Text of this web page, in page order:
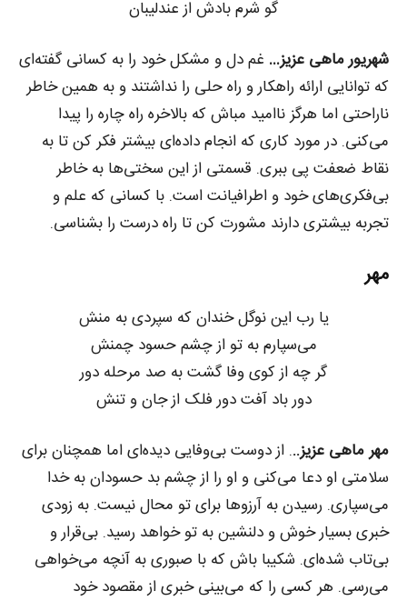
گو شرم بادش از عندلیبان
شهریور ماهی عزیز… غم دل و مشکل خود را به کسانی گفته‌ای
که توانایی ارائه راهکار و راه حلی را نداشتند و به همین خاطر
ناراحتی اما هرگز ناامید مباش که بالاخره راه چاره را پیدا
می‌کنی. در مورد کاری که انجام داده‌ای بیشتر فکر کن تا به
نقاط ضعفت پی ببری. قسمتی از این سختی‌ها به خاطر
بی‌فکری‌های خود و اطرافیانت است. با کسانی که علم و
تجربه بیشتری دارند مشورت کن تا راه درست را بشناسی.
مهر
یا رب این نوگل خندان که سپردی به منش
می‌سپارم به تو از چشم حسود چمنش
گر چه از کوی وفا گشت به صد مرحله دور
دور باد آفت دور فلک از جان و تنش
مهر ماهی عزیز... از دوست بی‌وفایی دیده‌ای اما همچنان برای
سلامتی او دعا می‌کنی و او را از چشم بد حسودان به خدا
می‌سپاری. رسیدن به آرزوها برای تو محال نیست. به زودی
خبری بسیار خوش و دلنشین به تو خواهد رسید. بی‌قرار و
بی‌تاب شده‌ای. شکیبا باش که با صبوری به آنچه می‌خواهی
می‌رسی. هر کسی را که می‌بینی خبری از مقصود خود